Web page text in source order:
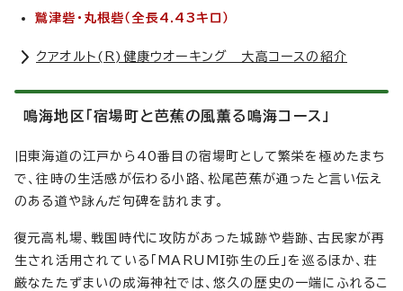
鷲津砦・丸根砦（全長4.43キロ）
クアオルト(R)健康ウオーキング 大高コースの紹介
鳴海地区「宿場町と芭蕉の風薫る鳴海コース」
旧東海道の江戸から40番目の宿場町として繁栄を極めたまち
で、往時の生活感が伝わる小路、松尾芭蕉が通ったと言い伝え
のある道や詠んだ句碑を訪れます。
復元高札場、戦国時代に攻防があった城跡や砦跡、古民家が再
生され活用されている「MARUMI弥生の丘」を巡るほか、荘
厳なたたずまいの成海神社では、悠久の歴史の一端にふれるこ